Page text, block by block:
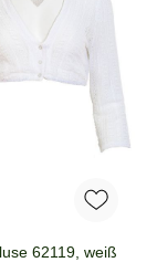
62119, weiß